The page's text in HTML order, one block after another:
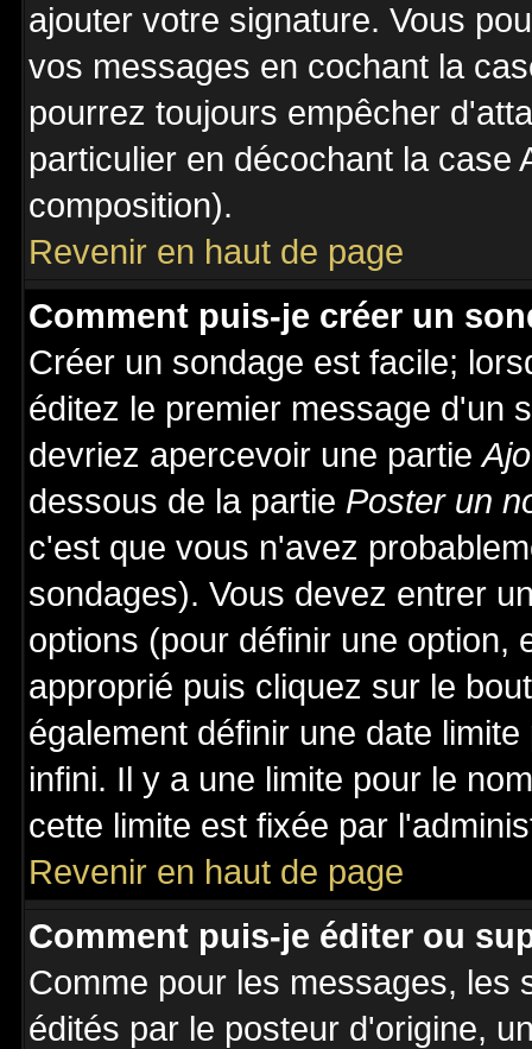
ajouter votre signature. Vous
vos messages en cochant la
pourrez toujours empêcher
particulier en décochant la case
composition).
Revenir en haut de page
Comment puis-je créer un
Créer un sondage est facile;
éditez le premier message d'un
devriez apercevoir une partie
dessous de la partie Poster un
c'est que vous n'avez
sondages). Vous devez entrer
options (pour définir une option,
approprié puis cliquez sur le
également définir une date
infini. Il y a une limite pour le
cette limite est fixée par
Revenir en haut de page
Comment puis-je éditer ou
Comme pour les messages, les
édités par le posteur d'origine,